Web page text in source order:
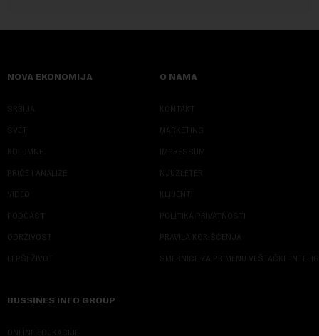
NOVA EKONOMIJA
SRBIJA
SVET
KOLUMNE
PRIČE I ANALIZE
VIDEO
PODCAST
ODRŽIVOST
LEPŠI ŽIVOT
O NAMA
KONTAKT
MARKETING
IMPRESSUM
NJUZLETER
KLIJENTI
POLITIKA PRIVATNOSTI
PRAVILA KORIŠĆENJA
SMERNICE ZA PRIMENU VEŠTAČKE
BUSSINES INFO GROUP
ONLINE EDUKACIJE